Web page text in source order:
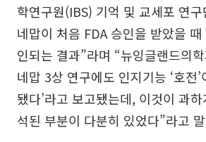
학연구원(IBS) 기억 및 교세포 연
네맙이 처음 FDA 승인을 받았을
인되는 결과”라며 “뉴잉글랜드의
네맙 3상 연구에도 인지기능 ‘호전
됐다’라고 보고됐는데, 이것이 과
석된 부분이 다분히 있었다”라고